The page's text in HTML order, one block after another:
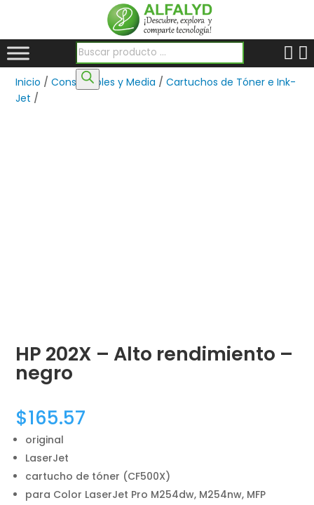
Búsqueda de productos
Inicio /Consumibles y Media /Cartuchos de Tóner e Ink-
Jet /
HP 202X – Alto rendimiento –
negro
$165.57
original
LaserJet
cartucho de tóner (CF500X)
para Color LaserJet Pro M254dw, M254nw, MFP